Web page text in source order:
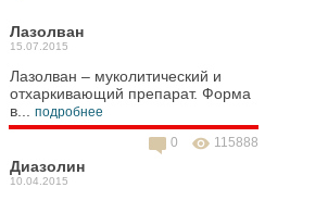
Лазолван
15.07.2015
Лазолван – муколитический и
отхаркивающий препарат. Форма
в... подробнее
115888
0
Диазолин
10.04.2015